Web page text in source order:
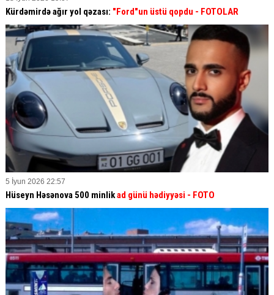
Kürdəmirdə ağır yol qəzası: "Ford"un üstü qopdu - FOTOLAR
5 İyun 2026 22:57
Hüseyn Həsənova 500 minlikad günü hədiyyəsi - FOTO